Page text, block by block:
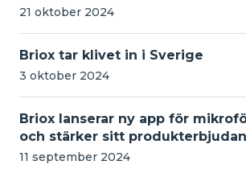
21 oktober 2024
Briox tar klivet in i Sverige
3 oktober 2024
Briox lanserar ny app för
och stärker sitt
11 september 2024